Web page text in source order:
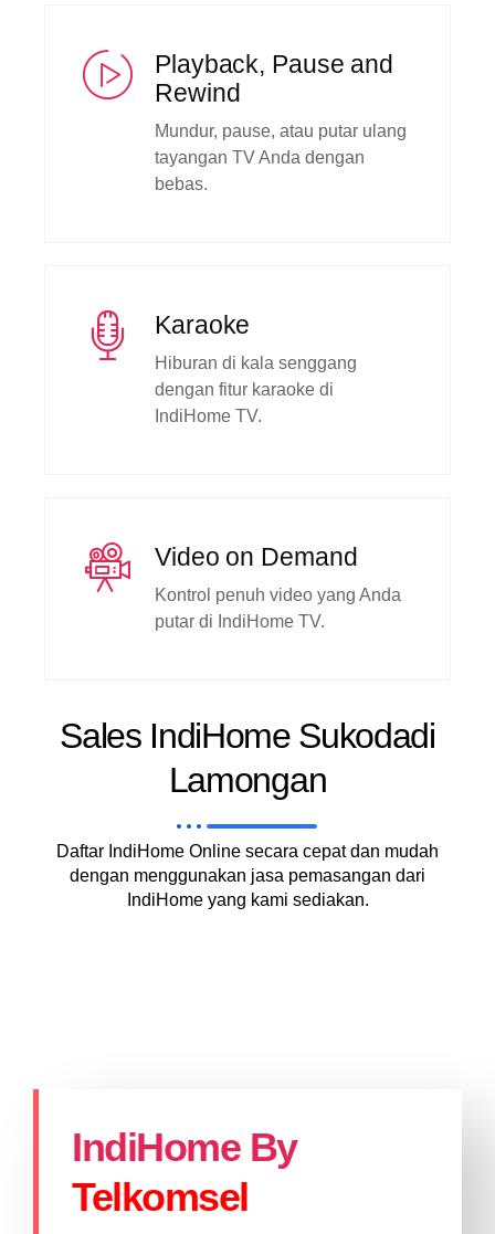
Playback, Pause and
Rewind
Mundur, pause, atau putar ulang
tayangan TV Anda dengan
bebas.
Karaoke
Hiburan di kala senggang
dengan fitur karaoke di
IndiHome TV.
Video on Demand
Kontrol penuh video yang Anda
putar di IndiHome TV.
Sales IndiHome Sukodadi
Lamongan
Daftar IndiHome Online secara cepat dan mudah
dengan menggunakan jasa pemasangan dari
IndiHome yang kami sediakan.
IndiHome By
Telkomsel